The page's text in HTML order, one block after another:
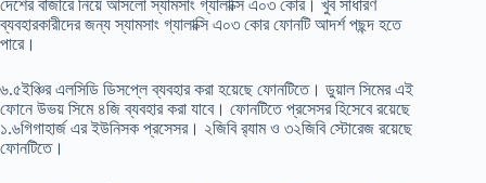
দেশের বাজারে নিয়ে আসলো স্যামসাং গ্যালাক্সি এ০৩ কোর। খুব সাধারণ
ব্যবহারকারীদের জন্য স্যামসাং গ্যালাক্সি এ০৩ কোর ফোনটি আদর্শ পছন্দ হতে
পারে।
৬.৫ইঞ্চির এলসিডি ডিসপ্লে ব্যবহার করা হয়েছে ফোনটিতে। ডুয়াল সিমের এই
ফোনে উভয় সিমে ৪জি ব্যবহার করা যাবে। ফোনটিতে প্রসেসর হিসেবে রয়েছে
১.৬গিগাহার্জ এর ইউনিসক প্রসেসর। ২জিবি র‍্যাম ও ৩২জিবি স্টোরেজ রয়েছে
ফোনটিতে।